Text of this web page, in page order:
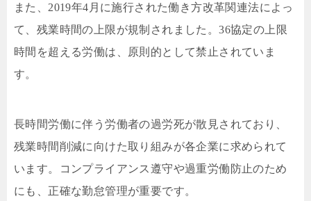
また、2019年4月に施行された働き方改革関連法によっ
て、残業時間の上限が規制されました。36協定の上限
時間を超える労働は、原則的として禁止されていま
す。
長時間労働に伴う労働者の過労死が散見されており、
残業時間削減に向けた取り組みが各企業に求められて
います。コンプライアンス遵守や過重労働防止のため
にも、正確な勤怠管理が重要です。